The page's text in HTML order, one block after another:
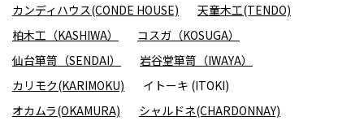
カンディハウス(CONDE HOUSE)
天童木工(TENDO)
柏木工（KASHIWA）
コスガ（KOSUGA）
仙台箪笥（SENDAI）
岩谷堂箪笥（IWAYA）
カリモク(KARIMOKU)
イトーキ (ITOKI)
オカムラ(OKAMURA)
シャルドネ(CHARDONNAY)